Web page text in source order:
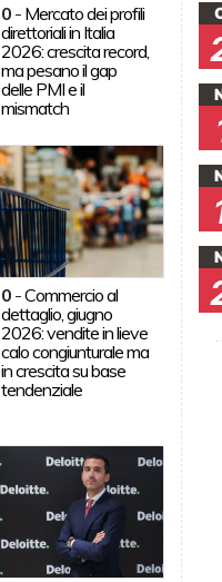
0 - Mercato dei profili
direttoriali in Italia
2026: crescita record,
ma pesano il gap
delle PMI e il
mismatch
0 -Commercio al
dettaglio, giugno
2026: vendite in lieve
calo congiunturale ma
in crescita su base
tendenziale